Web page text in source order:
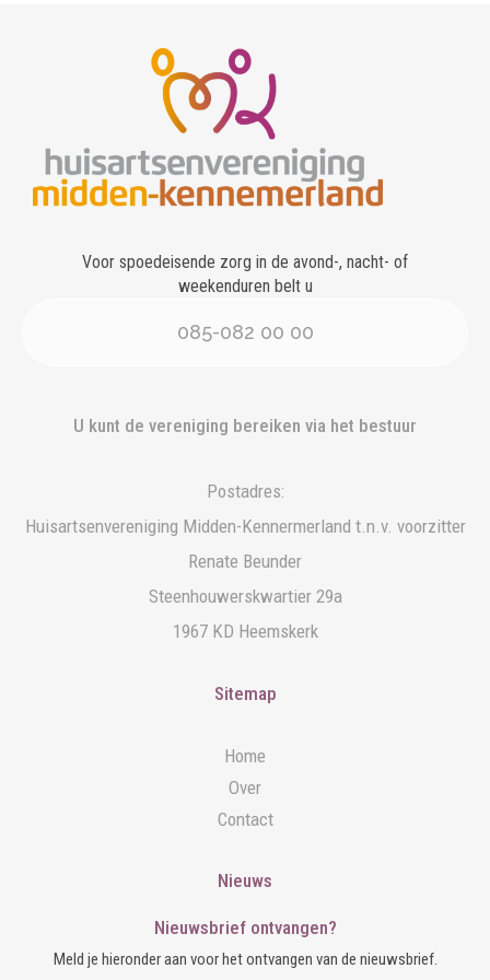
Voor spoedeisende zorg in de avond-, nacht- of
weekenduren belt u
085-082 00 00
U kunt de vereniging bereiken via het bestuur
Postadres:
Huisartsenvereniging Midden-Kennermerland t.n.v. voorzitter
Renate Beunder
Steenhouwerskwartier 29a
1967 KD Heemskerk
Sitemap
Home
Over
Contact
Nieuws
Nieuwsbrief ontvangen?
Meld je hieronder aan voor het ontvangen van de nieuwsbrief.